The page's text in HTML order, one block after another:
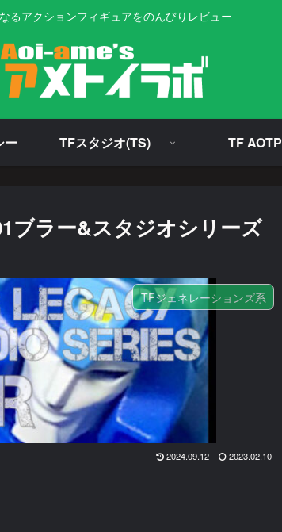
るアクションフィギュアをのんびりレビュー
ー TFスタジオ(TS) TF AOTP
ブラー&スタジオシリーズ
TFジェネレーションズ系
2024.09.12 2023.02.10